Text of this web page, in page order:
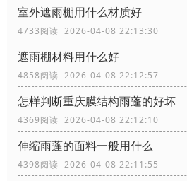
室外遮雨棚用什么材质好
4733阅读 2026-04-08 22:13:30
遮雨棚材料用什么好
4858阅读 2026-04-08 22:12:57
怎样判断重庆膜结构雨蓬的好坏
4369阅读 2026-04-08 22:12:10
伸缩雨蓬的面料一般用什么
4398阅读 2026-04-08 22:11:55